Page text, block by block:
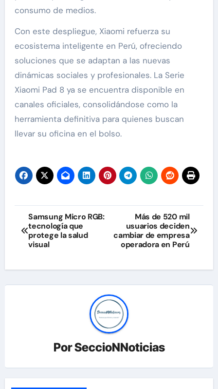
consumo de medios.
Con este despliegue, Xiaomi refuerza su
ecosistema inteligente en Perú, ofreciendo
soluciones que se adaptan a las nuevas
dinámicas sociales y profesionales. La Serie
Xiaomi Pad 8 ya se encuentra disponible en
canales oficiales, consolidándose como la
herramienta definitiva para quienes buscan
llevar su oficina en el bolso.
Navegación
de
Samsung Micro RGB:
tecnología que
protege la salud
visual
Más de 520 mil
usuarios deciden
cambiar de empresa
operadora en Perú
PorSeccioNNoticias